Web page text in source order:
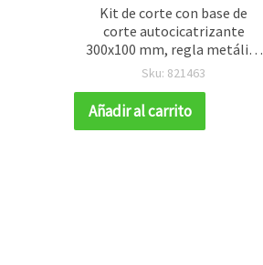
Kit de corte con base de
corte autocicatrizante
300x100 mm, regla metálica
antideslizante de 30 cm y
(bisturí) con 2 hojas de
repuesto
Sku: 821463
Añadir al carrito